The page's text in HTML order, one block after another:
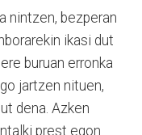
nintzen, bezperan
ikasi dut
buruan erronka
jartzen nituen,
dena. Azken
prest egon